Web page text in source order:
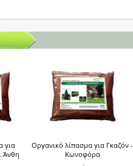
για
Άνθη
Οργανικό λίπασμα για Γκαζόν -
Κωνοφόρα